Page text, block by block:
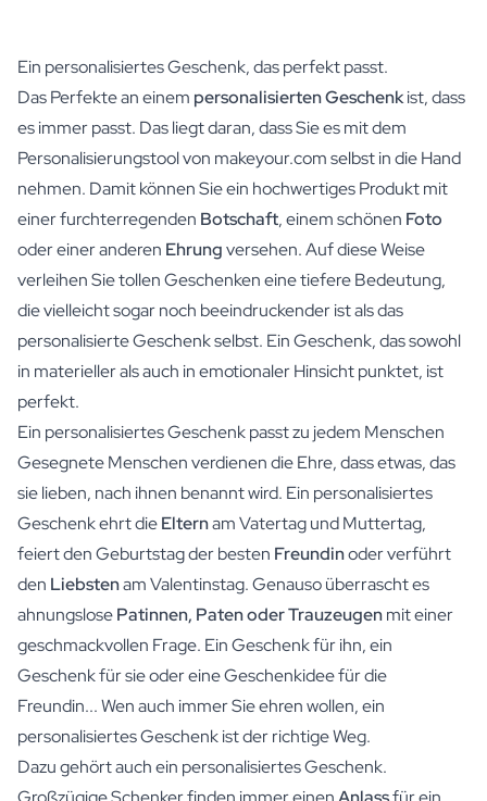
Ein personalisiertes Geschenk, das perfekt passt.
Das Perfekte an einem personalisierten Geschenkist, dass
es immer passt. Das liegt daran, dass Sie es mit dem
Personalisierungstool von makeyour.com selbst in die Hand
nehmen. Damit können Sie ein hochwertiges Produkt mit
einer furchterregenden Botschaft, einem schönen Foto
oder einer anderen Ehrungversehen. Auf diese Weise
verleihen Sie tollen Geschenken eine tiefere Bedeutung,
die vielleicht sogar noch beeindruckender ist als das
personalisierte Geschenk selbst. Ein Geschenk, das sowohl
in materieller als auch in emotionaler Hinsicht punktet, ist
perfekt.
Ein personalisiertes Geschenk passt zu jedem Menschen
Gesegnete Menschen verdienen die Ehre, dass etwas, das
sie lieben, nach ihnen benannt wird. Ein personalisiertes
Geschenk ehrt dieElternam Vatertag und Muttertag,
feiert den Geburtstag der besten Freundinoder verführt
den Liebstenam Valentinstag. Genauso überrascht es
ahnungslosePatinnen, Paten oder Trauzeugenmit einer
geschmackvollen Frage. Ein Geschenk für ihn, ein
Geschenk für sie oder eine Geschenkidee für die
Freundin... Wen auch immer Sie ehren wollen, ein
personalisiertes Geschenk ist der richtige Weg.
Dazu gehört auch ein personalisiertes Geschenk.